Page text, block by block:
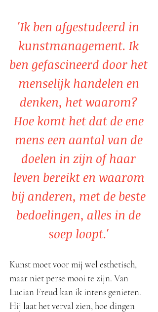
'Ik ben afgestudeerd in
kunstmanagement. Ik
ben gefascineerd door het
menselijk handelen en
denken, het waarom?
Hoe komt het dat de ene
mens een aantal van de
doelen in zijn of haar
leven bereikt en waarom
bij anderen, met de beste
bedoelingen, alles in de
soep loopt.'
Kunst moet voor mij wel esthetisch,
maar niet perse mooi te zijn. Van
Lucian Freud kan ik intens genieten.
Hij laat het verval zien, hoe dingen